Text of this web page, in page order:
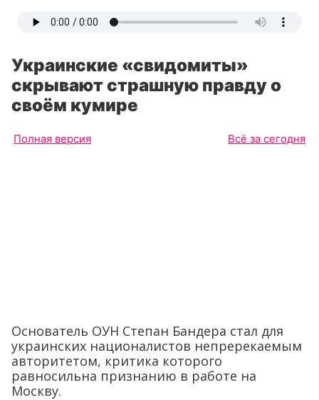
Украинские «свидомиты»
скрывают страшную правду о
своём кумире
Полная версия Всё за сегодня
Основатель ОУН Степан Бандера стал для
украинских националистов непререкаемым
авторитетом, критика которого
равносильна признанию в работе на
Москву.